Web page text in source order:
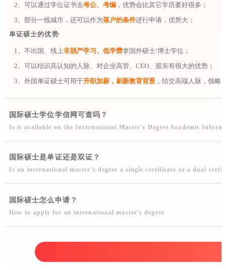
2、可以通过学位证书去考公、考编，优势会比其它学历要好很多；
3、部分一线城市，还可以作为落户的条件进行申请，优势大；
单证硕士的优势
1、不出国、线上非脱产学习、低学费拿国外硕士/博士学位；
2、可以结识高认知的人脉、对企业高管、CEO、股东有很大的优势；
3、外国单证硕士可用于升职加薪，刷新教育背景，结交高端人脉，领略
国际硕士学位学信网可查吗？
Is it available on the International Master's Degree Academic
国际硕士是单证还是双证？
Is an international master's degree a single certificate or a dual
国际硕士怎么申请？
How to apply for an international master's degree